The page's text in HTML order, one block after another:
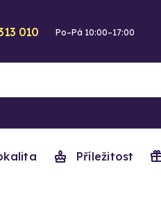
010 Po–Pá 10:00–17:00
Příležitost